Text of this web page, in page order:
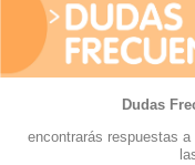
Dudas
encontrarás respuestas